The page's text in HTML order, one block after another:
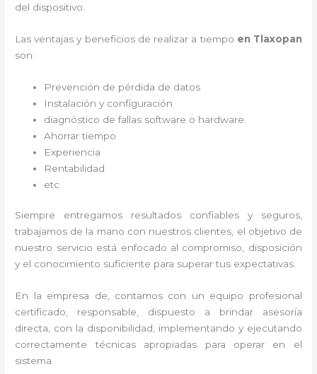
del dispositivo.
Las ventajas y beneficios de realizar a tiempo en Tlaxopan
son:
Prevención de pérdida de datos
Instalación y configuración
diagnóstico de fallas software o hardware
Ahorrar tiempo
Experiencia
Rentabilidad
etc
Siempre entregamos resultados confiables y seguros,
trabajamos de la mano con nuestros clientes, el objetivo de
nuestro servicio está enfocado al compromiso, disposición
y el conocimiento suficiente para superar tus expectativas.
En la empresa de , contamos con un equipo profesional
certificado, responsable, dispuesto a brindar asesoría
directa, con la disponibilidad, implementando y ejecutando
correctamente técnicas apropiadas para operar en el
sistema.